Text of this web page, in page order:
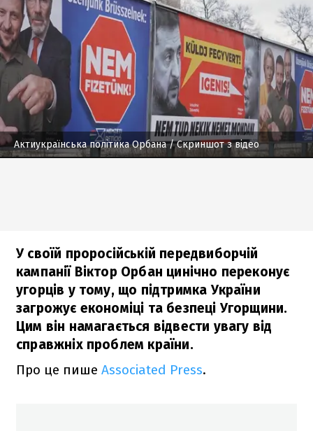
Актиукраїнська політика Орбана/ Скриншот з відео
У своїй проросійській передвиборчій
кампанії Віктор Орбан цинічно переконує
угорців у тому, що підтримка України
загрожує економіці та безпеці Угорщини.
Цим він намагається відвести увагу від
справжніх проблем країни.
Про це пише Associated Press.